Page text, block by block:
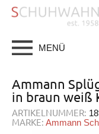
MENÜ
Ammann
in braun weiß
ARTIKELNUMMER:
MARKE: Ammann